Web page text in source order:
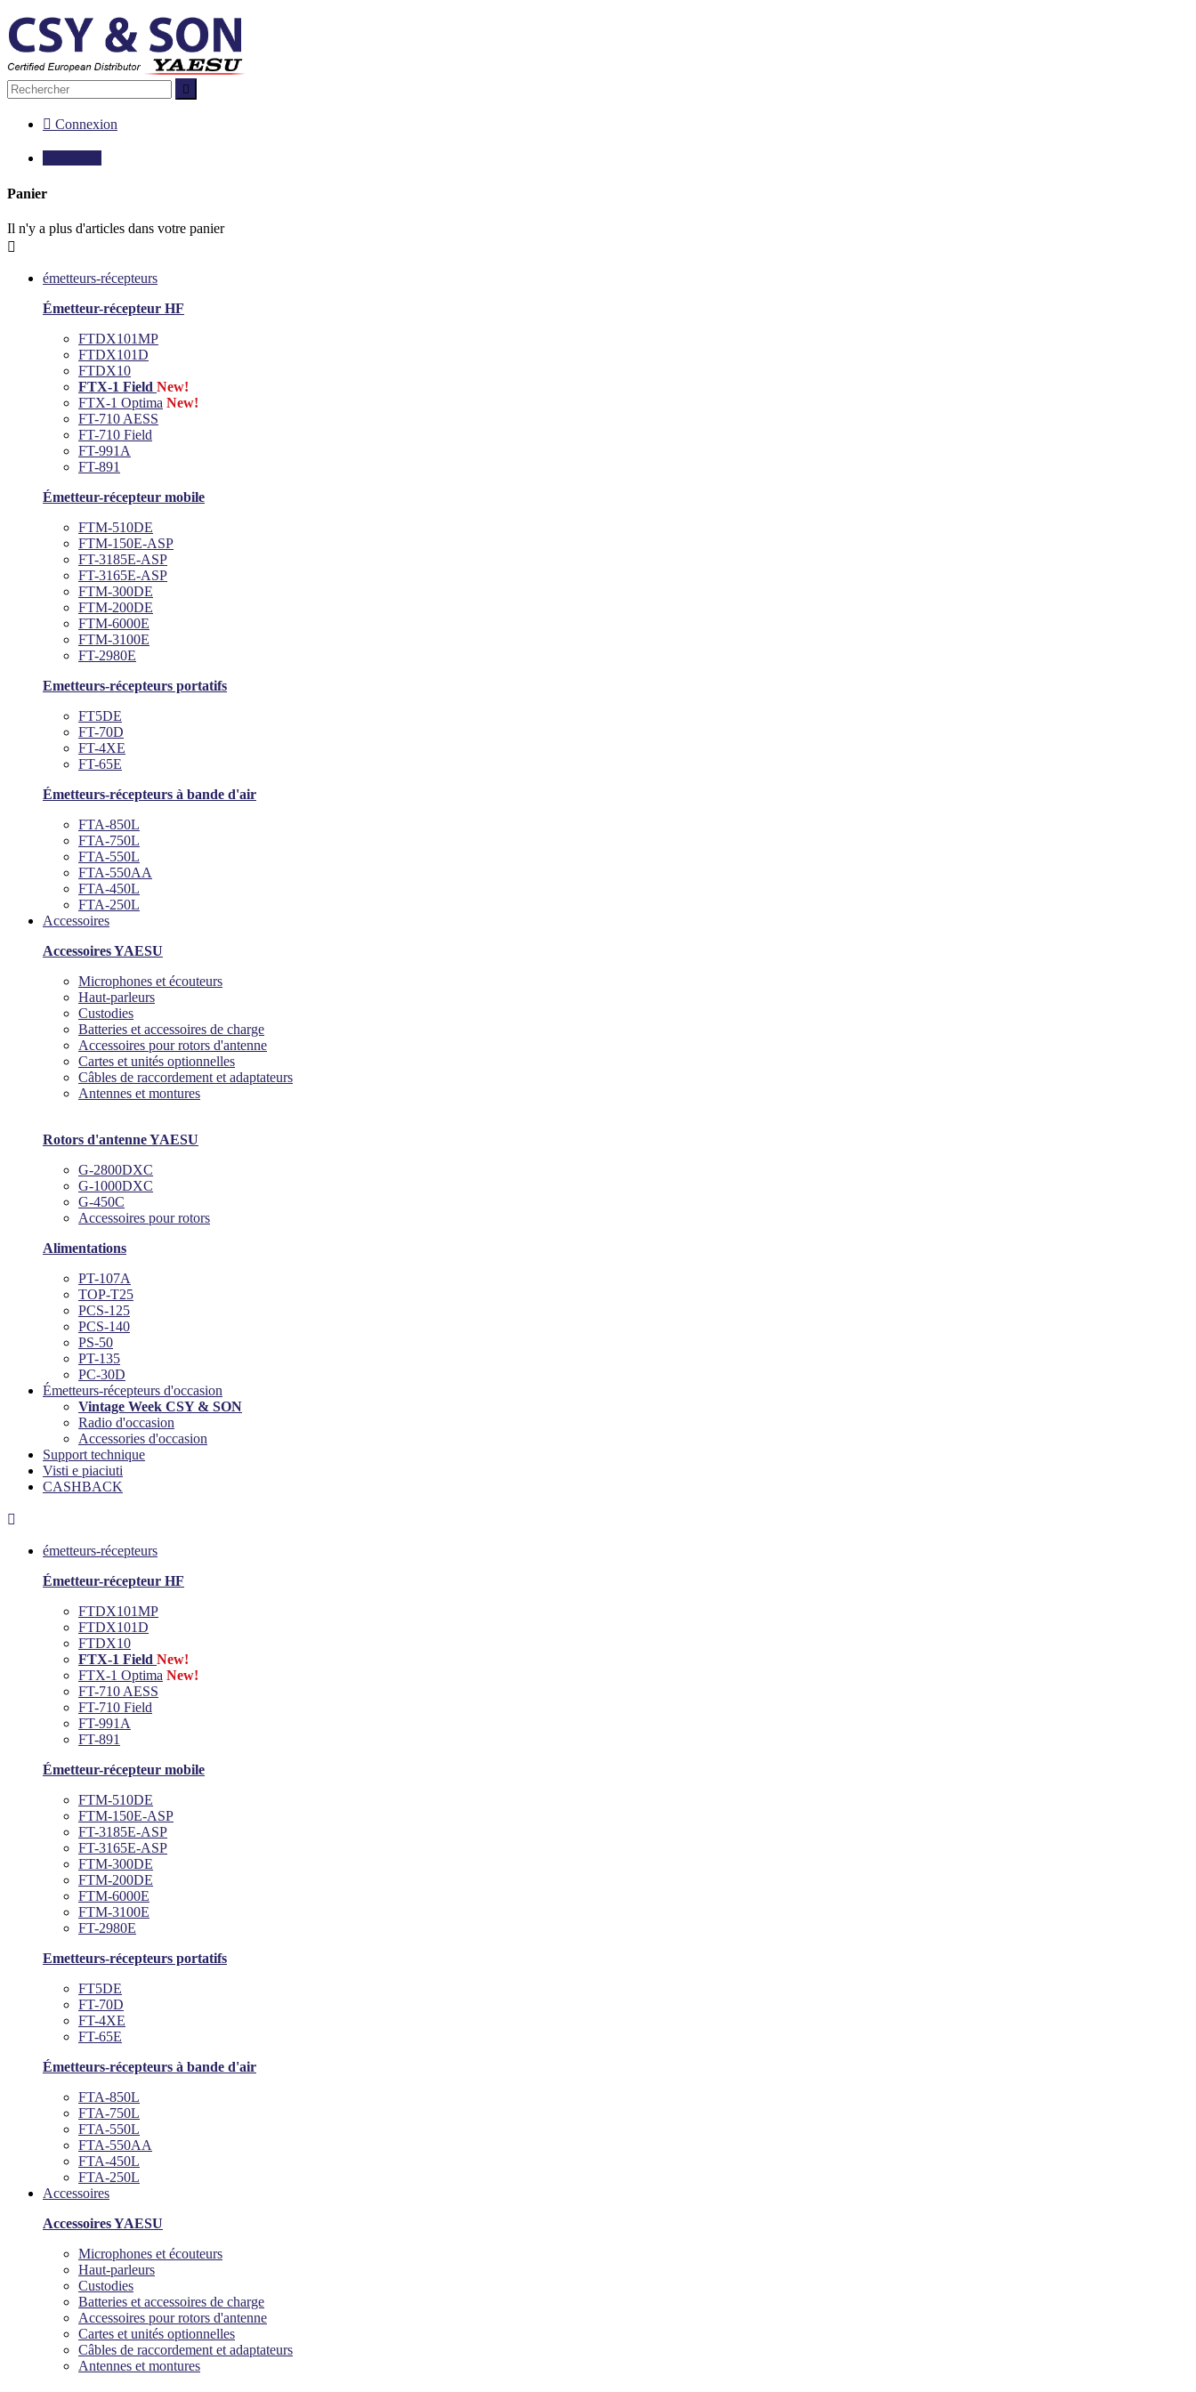

 Connexion
Panier
Il n'y a plus d'articles dans votre panier

émetteurs-récepteurs
Émetteur-récepteur HF
FTDX101MP
FTDX101D
FTDX10
FTX-1 Field New!
FTX-1 Optima New!
FT-710 AESS
FT-710 Field
FT-991A
FT-891
Émetteur-récepteur mobile
FTM-510DE
FTM-150E-ASP
FT-3185E-ASP
FT-3165E-ASP
FTM-300DE
FTM-200DE
FTM-6000E
FTM-3100E
FT-2980E
Emetteurs-récepteurs portatifs
FT5DE
FT-70D
FT-4XE
FT-65E
Émetteurs-récepteurs à bande d'air
FTA-850L
FTA-750L
FTA-550L
FTA-550AA
FTA-450L
FTA-250L
Accessoires
Accessoires YAESU
Microphones et écouteurs
Haut-parleurs
Custodies
Batteries et accessoires de charge
Accessoires pour rotors d'antenne
Cartes et unités optionnelles
Câbles de raccordement et adaptateurs
Antennes et montures
Rotors d'antenne YAESU
G-2800DXC
G-1000DXC
G-450C
Accessoires pour rotors
Alimentations
PT-107A
TOP-T25
PCS-125
PCS-140
PS-50
PT-135
PC-30D
Émetteurs-récepteurs d'occasion
Vintage Week CSY & SON
Radio d'occasion
Accessories d'occasion
Support technique
Visti e piaciuti
CASHBACK

émetteurs-récepteurs
Émetteur-récepteur HF
FTDX101MP
FTDX101D
FTDX10
FTX-1 Field New!
FTX-1 Optima New!
FT-710 AESS
FT-710 Field
FT-991A
FT-891
Émetteur-récepteur mobile
FTM-510DE
FTM-150E-ASP
FT-3185E-ASP
FT-3165E-ASP
FTM-300DE
FTM-200DE
FTM-6000E
FTM-3100E
FT-2980E
Emetteurs-récepteurs portatifs
FT5DE
FT-70D
FT-4XE
FT-65E
Émetteurs-récepteurs à bande d'air
FTA-850L
FTA-750L
FTA-550L
FTA-550AA
FTA-450L
FTA-250L
Accessoires
Accessoires YAESU
Microphones et écouteurs
Haut-parleurs
Custodies
Batteries et accessoires de charge
Accessoires pour rotors d'antenne
Cartes et unités optionnelles
Câbles de raccordement et adaptateurs
Antennes et montures